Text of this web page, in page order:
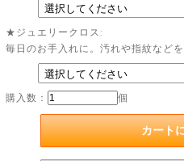
★ジュエリークロス:
毎日のお手入れに。汚れや指紋など
購入数： 個